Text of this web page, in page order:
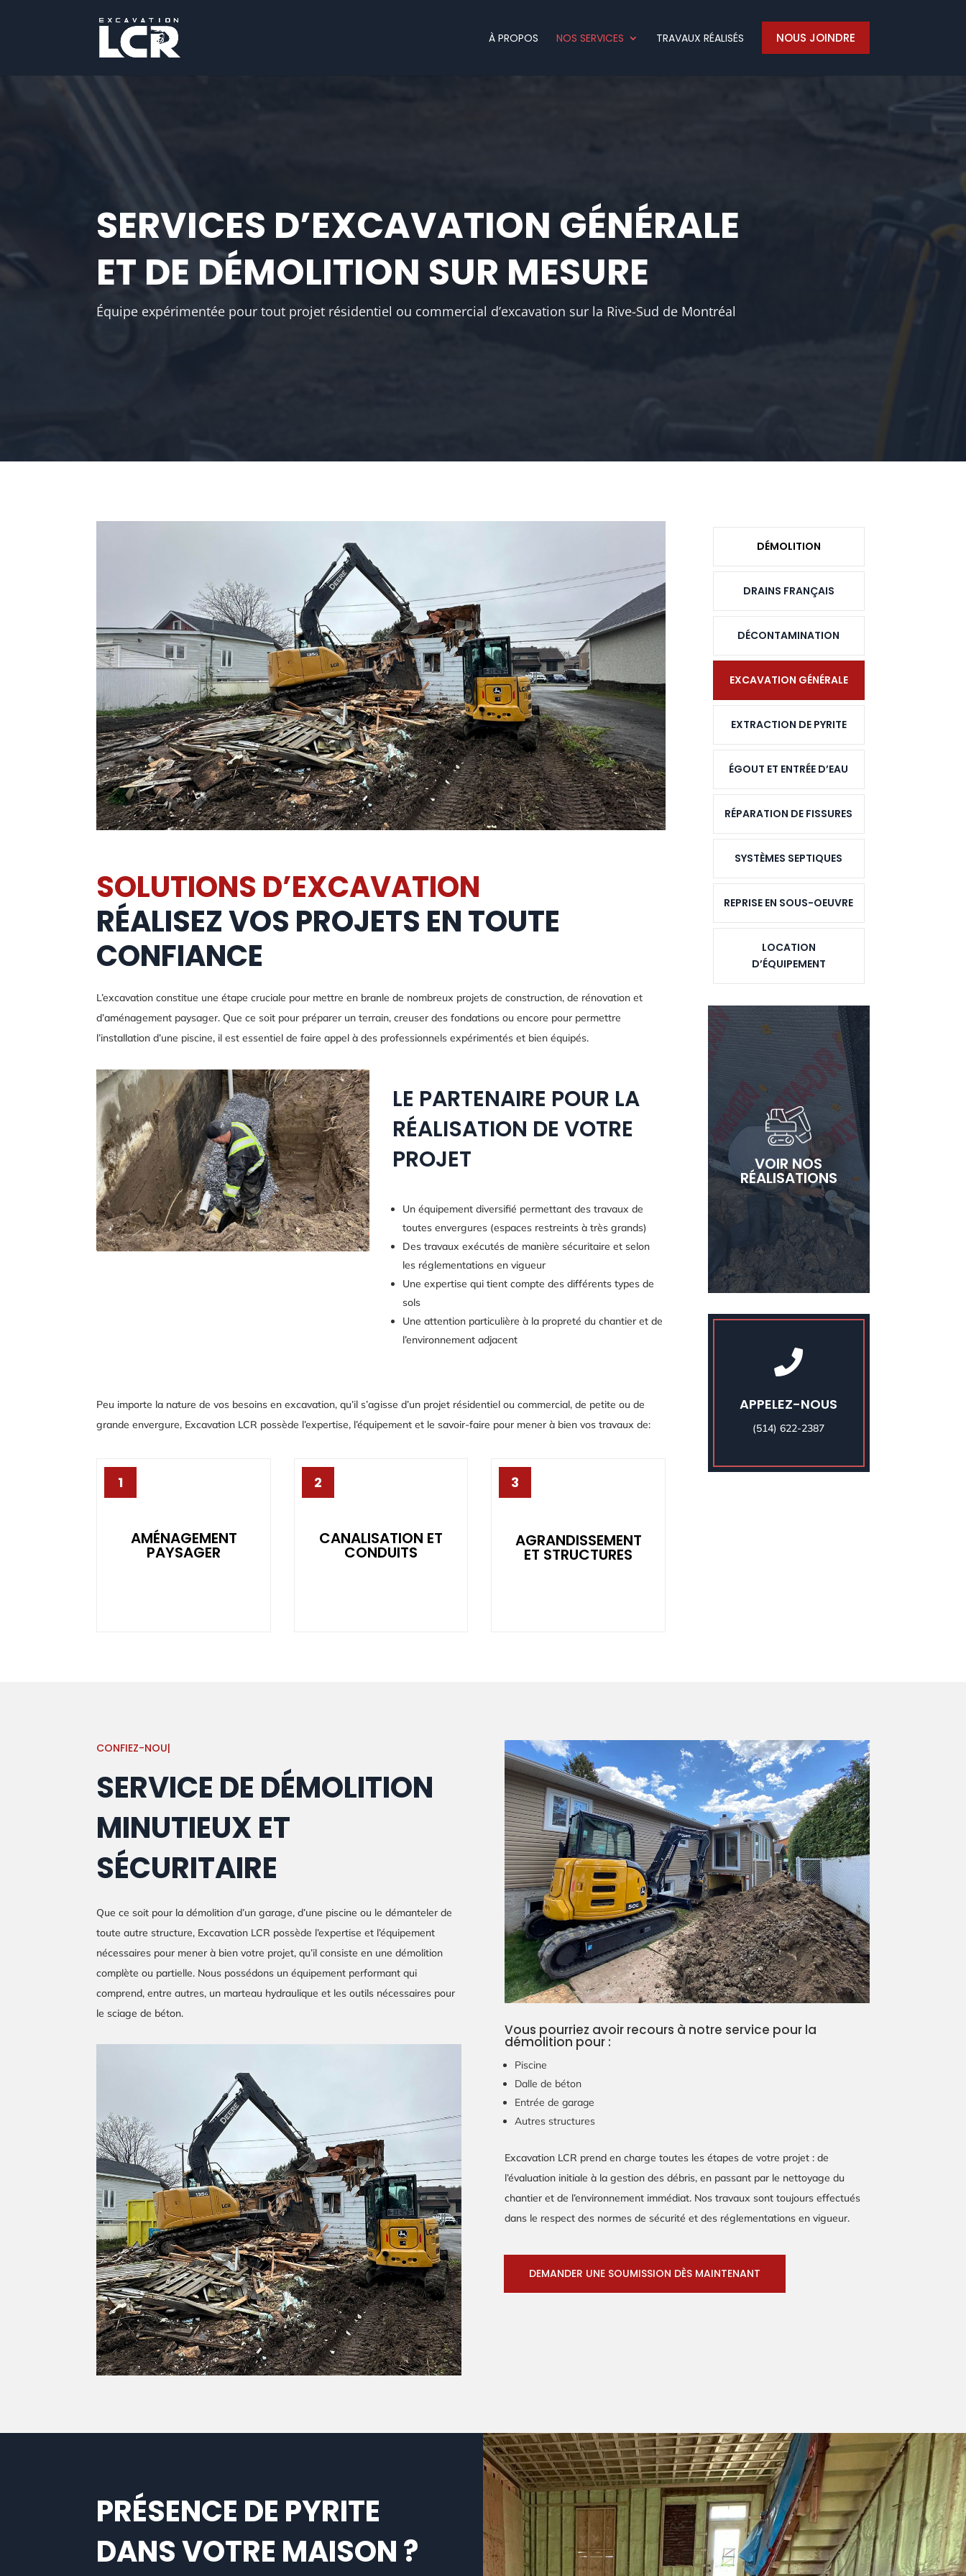
À PROPOS NOS SERVICES TRAVAUX RÉALISÉS NOUS JOINDRE
SERVICES D’EXCAVATION GÉNÉRALE
ET DE DÉMOLITION SUR MESURE
Équipe expérimentée pour tout projet résidentiel ou commercial d’excavation sur la Rive-Sud de Montréal
SOLUTIONS D’EXCAVATION
RÉALISEZ VOS PROJETS EN TOUTE
CONFIANCE
L’excavation constitue une étape cruciale pour mettre en branle de nombreux projets de construction, de rénovation et
d’aménagement paysager. Que ce soit pour préparer un terrain, creuser des fondations ou encore pour permettre
l’installation d’une piscine, il est essentiel de faire appel à des professionnels expérimentés et bien équipés.
LE PARTENAIRE POUR LA
RÉALISATION DE VOTRE
PROJET
Un équipement diversifié permettant des travaux de
toutes envergures (espaces restreints à très grands)
Des travaux exécutés de manière sécuritaire et selon
les réglementations en vigueur
Une expertise qui tient compte des différents types de
sols
Une attention particulière à la propreté du chantier et de
l’environnement adjacent
Peu importe la nature de vos besoins en excavation, qu’il s’agisse d’un projet résidentiel ou commercial, de petite ou de
grande envergure, Excavation LCR possède l’expertise, l’équipement et le savoir-faire pour mener à bien vos travaux de:
1
AMÉNAGEMENT
PAYSAGER
PAYSAGER
Nivellement de terrain,
2
CANALISATION ET
CONDUITS
Tranchées pour canalisations,
3
AGRANDISSEMENT
ET STRUCTURES
Excavation pour maison neuve,
DÉMOLITION
DRAINS FRANÇAIS
DÉCONTAMINATION
EXCAVATION GÉNÉRALE
EXTRACTION DE PYRITE
ÉGOUT ET ENTRÉE D’EAU
RÉPARATION DE FISSURES
SYSTÈMES SEPTIQUES
REPRISE EN SOUS-OEUVRE
LOCATION
D’ÉQUIPEMENT
VOIR NOS
RÉALISATIONS
VOIR NOS
RÉALISATIONS

APPELEZ-NOUS
(514) 622-2387
CONFIEZ-NOUS LA DÉMOLITIO
SERVICE DE DÉMOLITION
MINUTIEUX ET
SÉCURITAIRE
Que ce soit pour la démolition d’un garage, d’une piscine ou le démanteler de
toute autre structure, Excavation LCR possède l’expertise et l’équipement
nécessaires pour mener à bien votre projet, qu’il consiste en une démolition
complète ou partielle. Nous possédons un équipement performant qui
comprend, entre autres, un marteau hydraulique et les outils nécessaires pour
le sciage de béton.
Vous pourriez avoir recours à notre service pour la
démolition pour :
Piscine
Dalle de béton
Entrée de garage
Autres structures
Excavation LCR prend en charge toutes les étapes de votre projet : de
l’évaluation initiale à la gestion des débris, en passant par le nettoyage du
chantier et de l’environnement immédiat. Nos travaux sont toujours effectués
dans le respect des normes de sécurité et des réglementations en vigueur.
DEMANDER UNE SOUMISSION DÈS MAINTENANT
PRÉSENCE DE PYRITE
DANS VOTRE MAISON ?